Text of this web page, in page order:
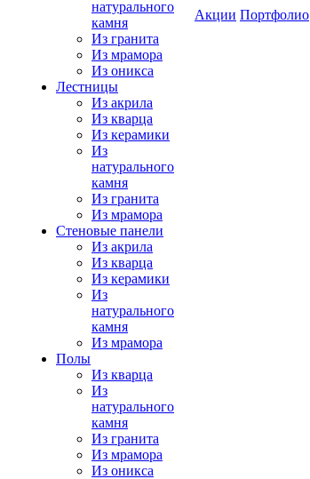
натурального
камня
Из гранита
Из мрамора
Из оникса
Лестницы
Из акрила
Из кварца
Из керамики
Из
натурального
камня
Из гранита
Из мрамора
Стеновые панели
Из акрила
Из кварца
Из керамики
Из
натурального
камня
Из мрамора
Полы
Из кварца
Из
натурального
камня
Из гранита
Из мрамора
Из оникса
Акции Портфолио